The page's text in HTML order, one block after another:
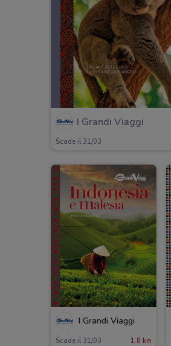
I Grandi Viaggi
Scade il 31/03
I Grandi Viaggi
Scade il 31/03 1.8 km